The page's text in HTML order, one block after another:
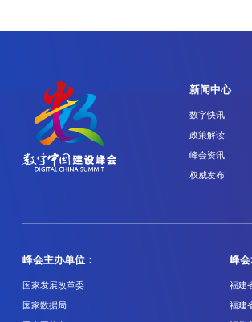
新闻中心
数字快讯
政策解读
峰会资讯
权威发布
峰会主办单位：
国家发展改革委
国家数据局
峰会
福建
福建